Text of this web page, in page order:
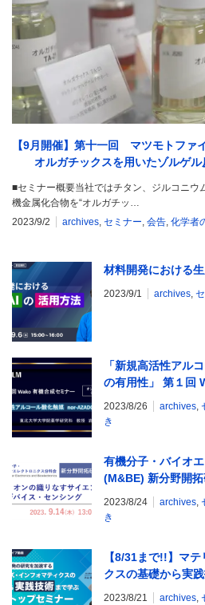
【9月開催】第十一回 マツモトファ
オルガチックスを用いたゾルゲル
■セミナー概要当社ではチタン、ジルコニウ
機金属化合物を“オルガチッ…
2023/9/2
archives, セミナー, 会告, 化学者
材料開発における
2023/9/1 archives,
「新規高活性アル
の有用性」 第１回
ンデマンド配信を
薬
2023/8/26 archives,
き
有機分子・バイオ
(M&BE) 新分野開
の織りなすサイエ
シング」
2023/8/24 archives,
き
【8/31まで!!】マ
クスの基礎から実
セミナー｜期間限
2023/8/21 archives,